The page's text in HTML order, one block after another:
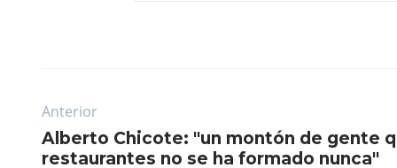
Anterior
Alberto Chicote: "un montón de gente
restaurantes no se ha formado nunca"